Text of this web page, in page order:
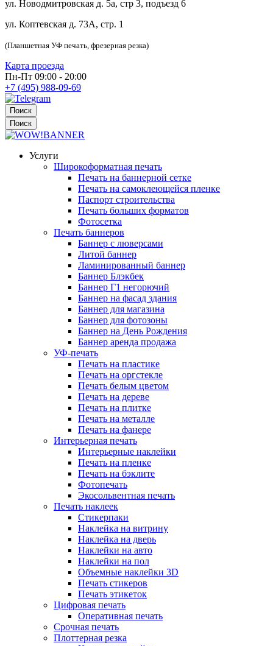
ул. Новодмитровская д. 5а, стр 3, подъезд 6
ул. Коптевская д. 73А, стр. 1
(Планшетная УФ печать, фрезерная резка)
Карта проезда
Пн-Пт 09:00 - 20:00
+7 (495) 988-09-69
Поиск
Поиск
Услуги
Широкоформатная печать
Печать на баннерной сетке
Печать на самоклеющейся пленке
Паспорт строительства
Печать больших форматов
Фотосетка
Печать баннеров
Баннер с люверсами
Литой баннер
Ламинированный баннер
Баннер Блэкбек
Баннер Г1 негорючий
Баннер на фасад здания
Баннер для магазина
Баннер для фотозоны
Баннер на День Рождения
Баннер аренда продажа
УФ-печать
Печать на пластике
Печать на оргстекле
Печать белым цветом
Печать на дереве
Печать на плитке
Печать на металле
Печать на фанере
Интерьерная печать
Интерьерные наклейки
Печать на пленке
Печать на бэклите
Фотопечать
Экосольвентная печать
Печать наклеек
Стикерпаки
Наклейка на витрину
Наклейка на дверь
Наклейки на авто
Наклейки на пол
Объемные наклейки 3D
Печать стикеров
Печать этикеток
Цифровая печать
Оперативная печать
Срочная печать
Плоттерная резка